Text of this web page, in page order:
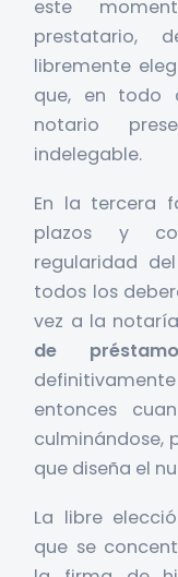
este
prestatario,
libremente
que, en todo
notario
indelegable.
En la tercera
plazos y
regularidad
todos los
vez a la
de
entonces
culminándose,
que diseña el
La libre
que se